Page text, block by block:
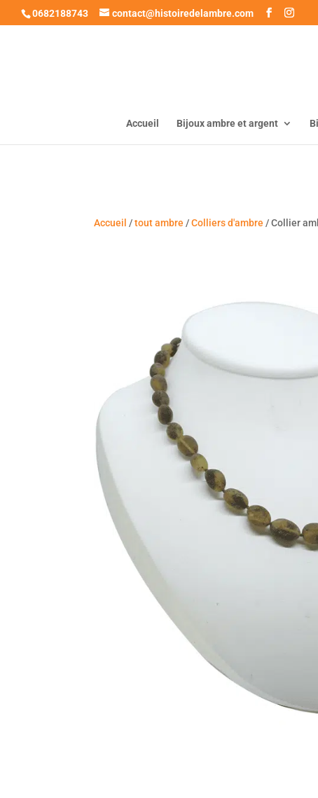
0682188743 contact@histoiredelambre.com
Accueil Bijoux ambre et argent
Accueil /tout ambre /Colliers d'ambre / Collier